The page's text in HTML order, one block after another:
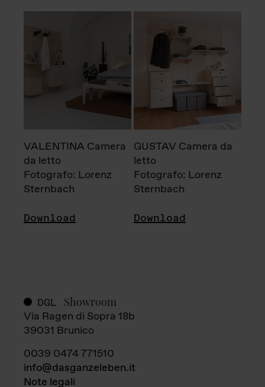
VALENTINA Camera
da letto
Fotografo: Lorenz
Sternbach
Download
GUSTAV Camera da
letto
Fotografo: Lorenz
Sternbach
Download
DGL Showroom
Via Ragen di Sopra 18b
39031 Brunico
0039 0474 771510
info@dasganzeleben.it
Note legali